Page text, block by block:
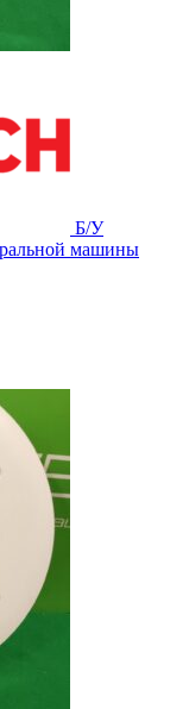
Б/У
машины